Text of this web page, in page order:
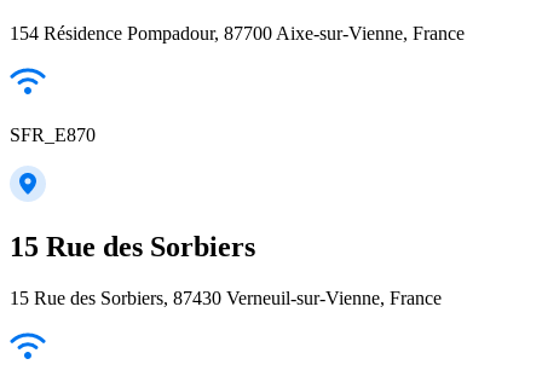
154 Résidence Pompadour, 87700 Aixe-sur-Vienne, France
SFR_E870
15 Rue des Sorbiers
15 Rue des Sorbiers, 87430 Verneuil-sur-Vienne, France